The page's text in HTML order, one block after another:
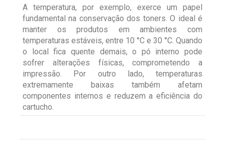
A temperatura, por exemplo, exerce um papel
fundamental na conservação dos toners. O ideal é
manter os produtos em ambientes com
temperaturas estáveis, entre 10 °C e 30 °C. Quando
o local fica quente demais, o pó interno pode
sofrer alterações físicas, comprometendo a
impressão. Por outro lado, temperaturas
extremamente baixas também afetam
componentes internos e reduzem a eficiência do
cartucho.